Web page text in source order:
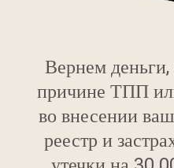
Вернем
причине ТПП
во внесении
реестр и